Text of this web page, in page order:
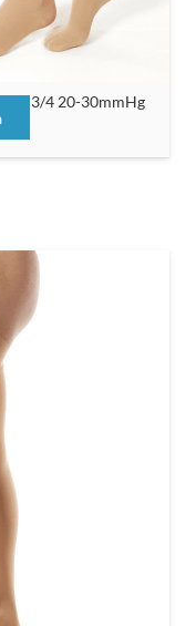
3/4 20-30mmHg